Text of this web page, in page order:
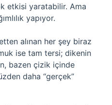
etkisi yaratabilir. Ama
yapıyor.
alınan her şey biraz
ise tam tersi; dikenin
bazen çizik içinde
daha “gerçek”